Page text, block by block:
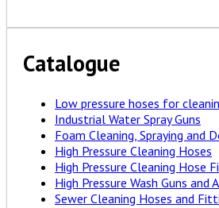
Catalogue
Low pressure hoses for
Industrial Water Spray Guns
Foam Cleaning, Spraying and
High Pressure Cleaning Hoses
High Pressure Cleaning Hose
High Pressure Wash Guns and
Sewer Cleaning Hoses and